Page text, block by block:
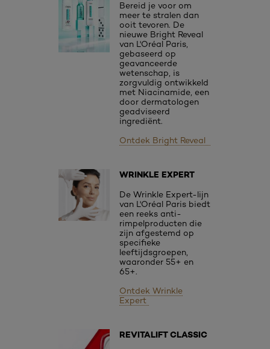
Bereid je voor om
meer te stralen dan
ooit tevoren. De
nieuwe Bright Reveal
van L'Oréal Paris,
gebaseerd op
geavanceerde
wetenschap, is
zorgvuldig ontwikkeld
met Niacinamide, een
door dermatologen
geadviseerd
ingrediënt.
Ontdek Bright Reveal
WRINKLE EXPERT
De Wrinkle Expert-lijn
van L'Oréal Paris biedt
een reeks anti-
rimpelproducten die
zijn afgestemd op
specifieke
leeftijdsgroepen,
waaronder 55+ en
65+.
Ontdek Wrinkle
Expert
REVITALIFT CLASSIC